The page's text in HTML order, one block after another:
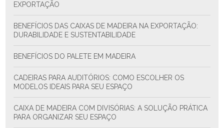
EXPORTAÇÃO
BENEFÍCIOS DAS CAIXAS DE MADEIRA NA EXPORTAÇÃO:
DURABILIDADE E SUSTENTABILIDADE
BENEFÍCIOS DO PALETE EM MADEIRA
CADEIRAS PARA AUDITÓRIOS: COMO ESCOLHER OS
MODELOS IDEAIS PARA SEU ESPAÇO
CAIXA DE MADEIRA COM DIVISÓRIAS: A SOLUÇÃO PRÁTICA
PARA ORGANIZAR SEU ESPAÇO